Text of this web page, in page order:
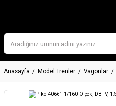
Anasayfa Model Trenler Vagonlar